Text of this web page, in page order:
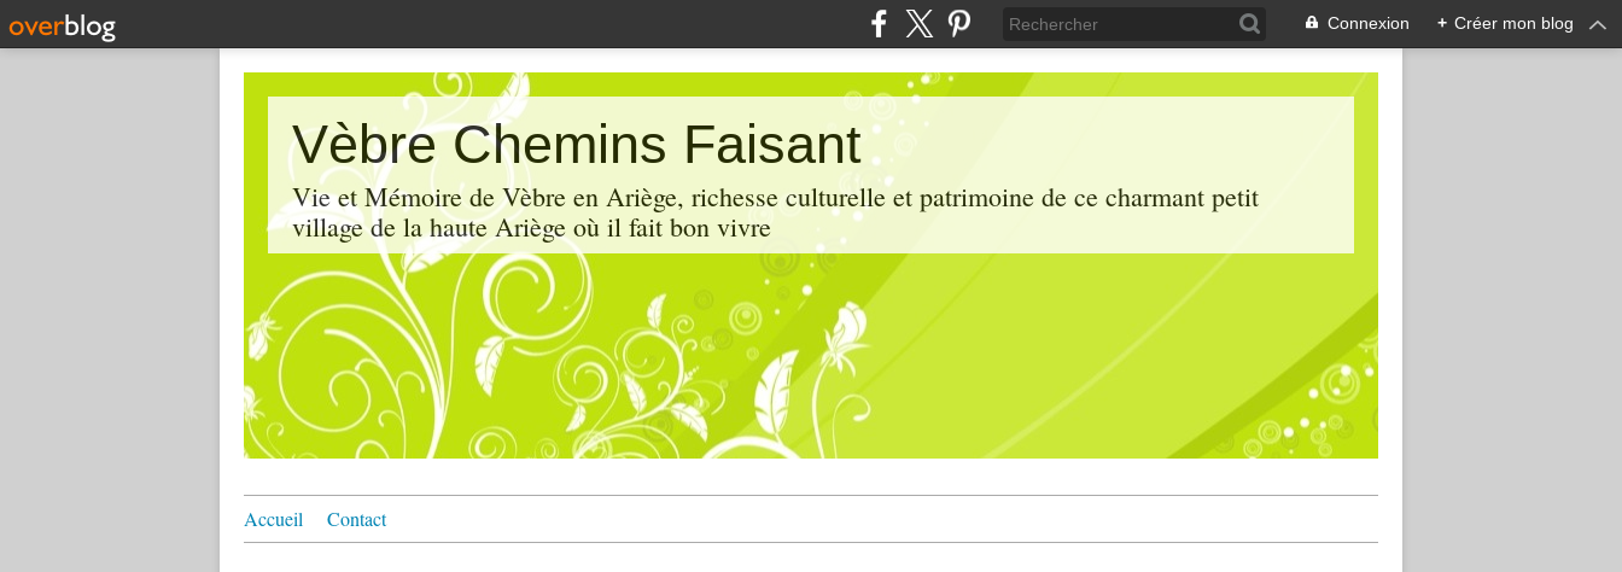
Connexion + Créer mon blog
Vèbre Chemins Faisant
Vie et Mémoire de Vèbre en Ariège, richesse culturelle et patrimoine de ce charmant petit
village de la haute Ariège où il fait bon vivre
Accueil Contact